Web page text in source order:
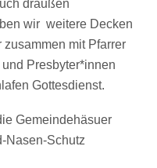
draußen
wir weitere Decken
mit Pfarrer
Presbyter*innen
Gottesdienst.
Gemeindehäsuer
Nasen-Schutz